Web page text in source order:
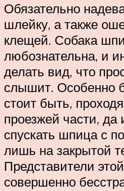
Обязательно
шлейку, а также
клещей. Собака
любознательна, и
делать вид, что
слышит. Особенно
стоит быть,
проезжей части,
спускать шпица с
лишь на закрытой
Представители
совершенно